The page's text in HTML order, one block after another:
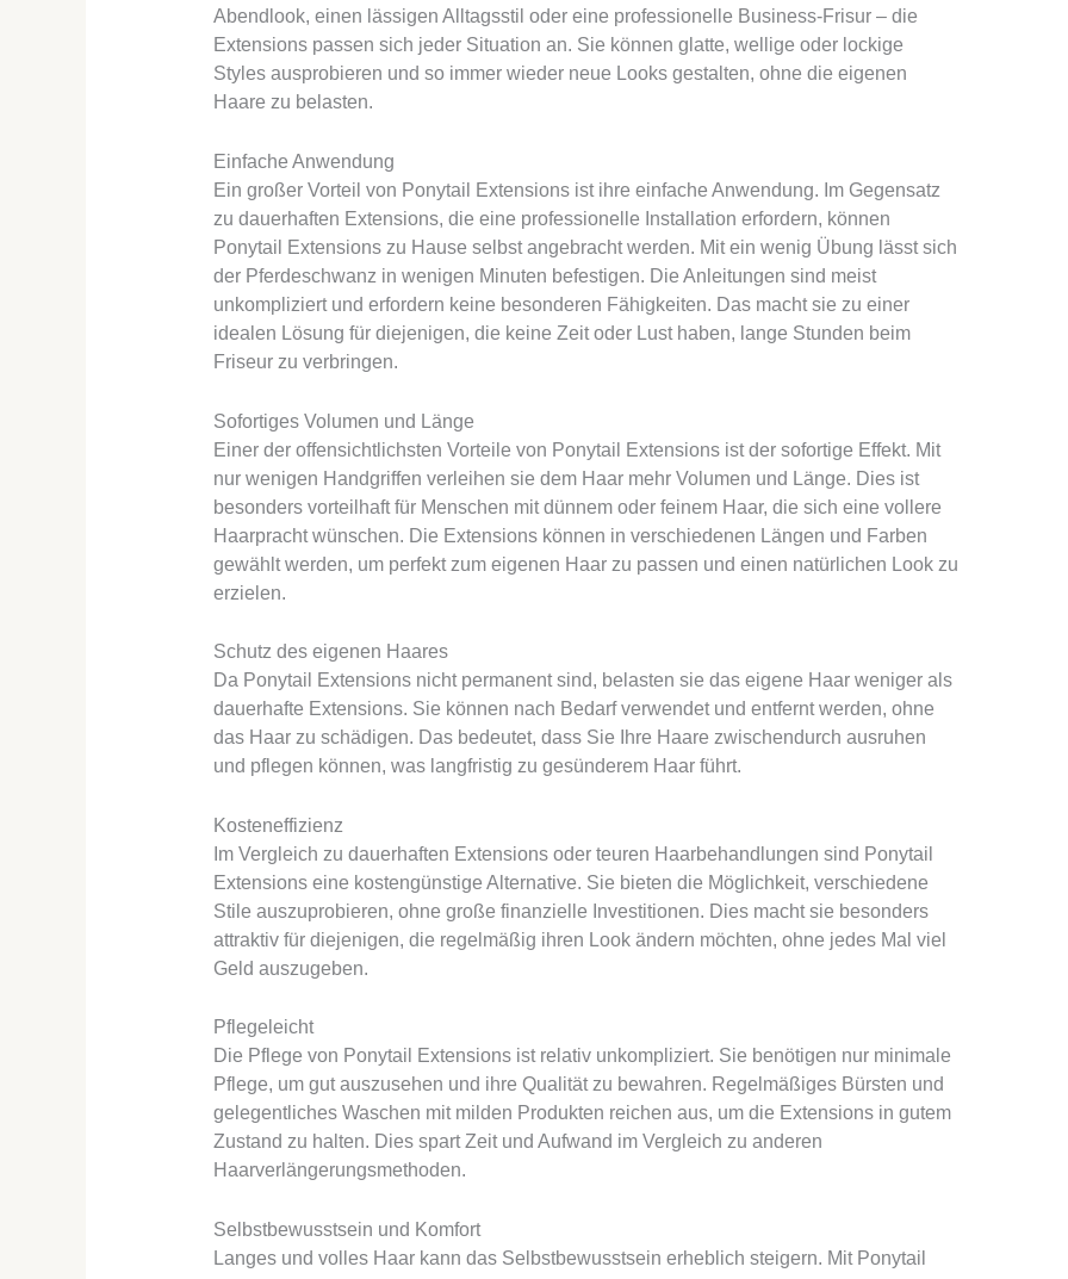
Abendlook, einen lässigen Alltagsstil oder eine professionelle Business-Frisur – die
Extensions passen sich jeder Situation an. Sie können glatte, wellige oder lockige
Styles ausprobieren und so immer wieder neue Looks gestalten, ohne die eigenen
Haare zu belasten.
Einfache Anwendung
Ein großer Vorteil von Ponytail Extensions ist ihre einfache Anwendung. Im Gegensatz
zu dauerhaften Extensions, die eine professionelle Installation erfordern, können
Ponytail Extensions zu Hause selbst angebracht werden. Mit ein wenig Übung lässt sich
der Pferdeschwanz in wenigen Minuten befestigen. Die Anleitungen sind meist
unkompliziert und erfordern keine besonderen Fähigkeiten. Das macht sie zu einer
idealen Lösung für diejenigen, die keine Zeit oder Lust haben, lange Stunden beim
Friseur zu verbringen.
Sofortiges Volumen und Länge
Einer der offensichtlichsten Vorteile von Ponytail Extensions ist der sofortige Effekt. Mit
nur wenigen Handgriffen verleihen sie dem Haar mehr Volumen und Länge. Dies ist
besonders vorteilhaft für Menschen mit dünnem oder feinem Haar, die sich eine vollere
Haarpracht wünschen. Die Extensions können in verschiedenen Längen und Farben
gewählt werden, um perfekt zum eigenen Haar zu passen und einen natürlichen Look zu
erzielen.
Schutz des eigenen Haares
Da Ponytail Extensions nicht permanent sind, belasten sie das eigene Haar weniger als
dauerhafte Extensions. Sie können nach Bedarf verwendet und entfernt werden, ohne
das Haar zu schädigen. Das bedeutet, dass Sie Ihre Haare zwischendurch ausruhen
und pflegen können, was langfristig zu gesünderem Haar führt.
Kosteneffizienz
Im Vergleich zu dauerhaften Extensions oder teuren Haarbehandlungen sind Ponytail
Extensions eine kostengünstige Alternative. Sie bieten die Möglichkeit, verschiedene
Stile auszuprobieren, ohne große finanzielle Investitionen. Dies macht sie besonders
attraktiv für diejenigen, die regelmäßig ihren Look ändern möchten, ohne jedes Mal viel
Geld auszugeben.
Pflegeleicht
Die Pflege von Ponytail Extensions ist relativ unkompliziert. Sie benötigen nur minimale
Pflege, um gut auszusehen und ihre Qualität zu bewahren. Regelmäßiges Bürsten und
gelegentliches Waschen mit milden Produkten reichen aus, um die Extensions in gutem
Zustand zu halten. Dies spart Zeit und Aufwand im Vergleich zu anderen
Haarverlängerungsmethoden.
Selbstbewusstsein und Komfort
Langes und volles Haar kann das Selbstbewusstsein erheblich steigern. Mit Ponytail